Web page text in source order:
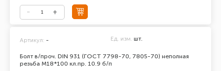
Болт в/проч. DIN 931 (ГОСТ 7798-70, 7805-70) неполная
резьба М18*100 кл.пр. 10.9 б/п
Артикул: - Ед. изм. шт.